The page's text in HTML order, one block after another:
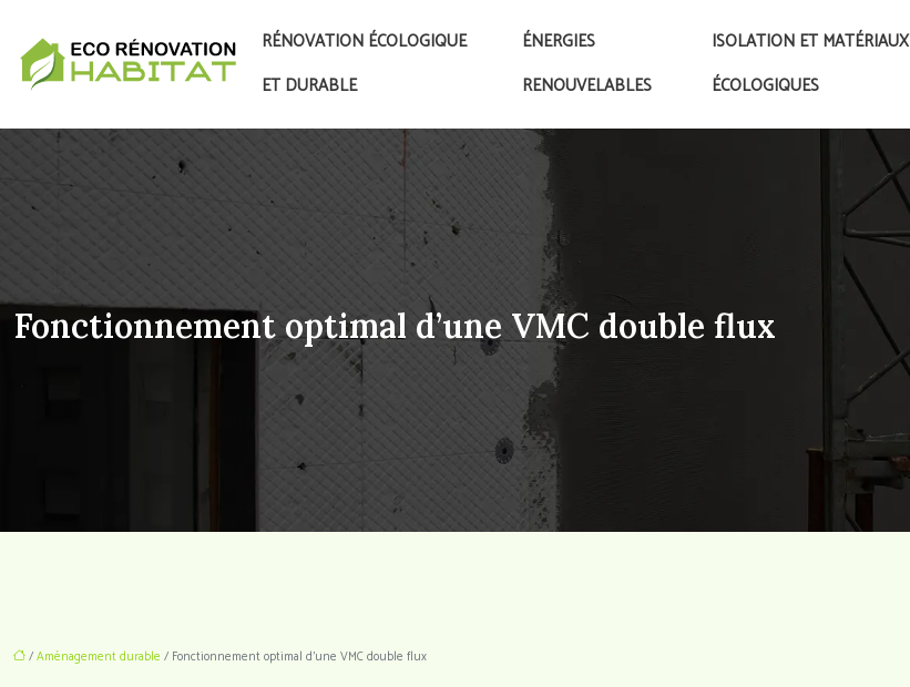
RÉNOVATION ÉCOLOGIQUE
ET DURABLE
ÉNERGIES
RENOUVELABLES
ISOLATION ET MATÉRIAUX
ÉCOLOGIQUES
Fonctionnement optimal d’une VMC double flux
/Aménagement durable / Fonctionnement optimal d’une VMC double flux